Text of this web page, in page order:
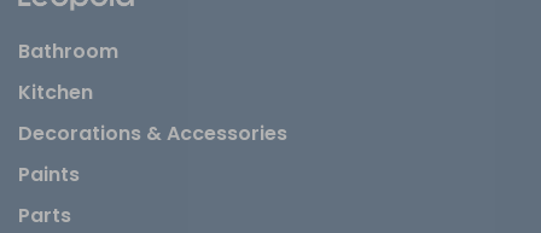
Bathroom
Kitchen
Decorations & Accessories
Paints
Parts